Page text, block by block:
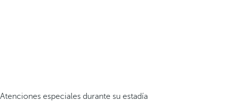
Atenciones especiales durante su estadía